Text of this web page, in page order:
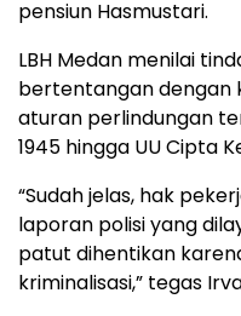
pensiun Hasmustari.
LBH Medan menilai
bertentangan dengan
aturan perlindungan
1945 hingga UU Cipta
“Sudah jelas, hak
laporan polisi yang
patut dihentikan
kriminalisasi,” tegas